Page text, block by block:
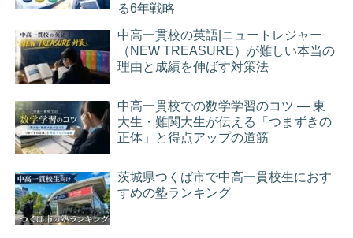
る6年戦略
中高一貫校の英語|ニュートレジャー
（NEW TREASURE）が難しい本当の
理由と成績を伸ばす対策法
中高一貫校での数学学習のコツ ― 東
大生・難関大生が伝える「つまずきの
正体」と得点アップの道筋
茨城県つくば市で中高一貫校生におす
すめの塾ランキング